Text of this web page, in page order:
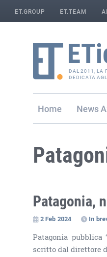
ET.GROUP ET.TEAM
DAL 2011, LA
DEDICATA
Home
Patagonia,
2 Feb 2024 In
Patagonia pubblica
scritto dal direttore